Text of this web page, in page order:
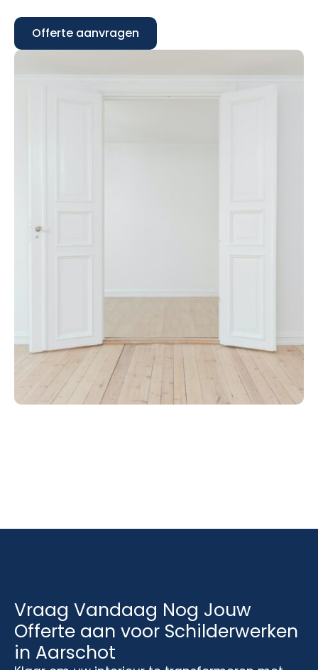
Offerte aanvragen
Vraag Vandaag Nog Jouw
Offerte aan voor Schilderwerken
in Aarschot